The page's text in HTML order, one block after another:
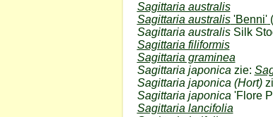
Sagittaria australis
Sagittaria australis'Benni'
Sagittaria australis Silk
Sagittaria filiformis
Sagittaria graminea
Sagittaria japonica zie:
Sagittaria japonica (Hort)
Sagittaria japonica 'Flore
Sagittaria lancifolia